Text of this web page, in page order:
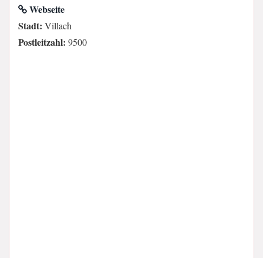
Webseite
Stadt: Villach
Postleitzahl: 9500